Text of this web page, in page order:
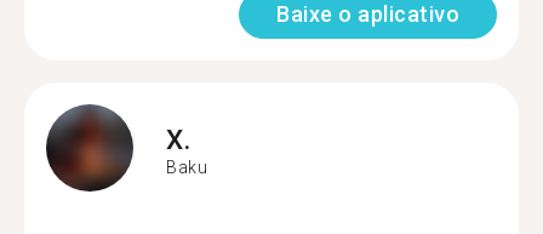
Baixe o aplicativo
X.
Baku